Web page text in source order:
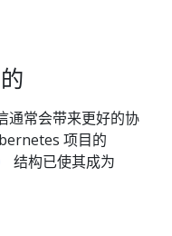
通常会带来更好的协
项目的
结构已使其成为